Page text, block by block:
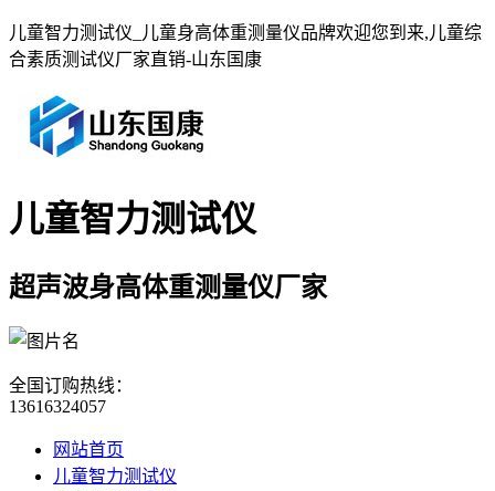
儿童智力测试仪_儿童身高体重测量仪品牌欢迎您到来,儿童综
合素质测试仪厂家直销-山东国康
儿童智力测试仪
超声波身高体重测量仪厂家
全国订购热线：
13616324057
网站首页
儿童智力测试仪